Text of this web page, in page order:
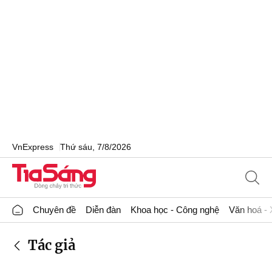
VnExpress Thứ sáu, 7/8/2026
Chuyên đề Diễn đàn Khoa học - Công nghệ Văn hoá -
Tác giả